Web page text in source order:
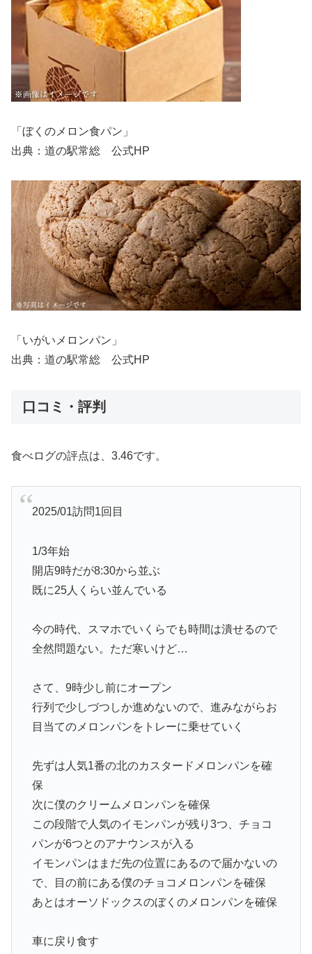
「ぼくのメロン食パン」
出典：道の駅常総 公式HP
「いがいメロンパン」
出典：道の駅常総 公式HP
口コミ・評判
食べログの評点は、3.46です。
2025/01訪問1回目
1/3年始
開店9時だが8:30から並ぶ
既に25人くらい並んでいる
今の時代、スマホでいくらでも時間は潰せるので
全然問題ない。ただ寒いけど…
さて、9時少し前にオープン
行列で少しづつしか進めないので、進みながらお
目当てのメロンパンをトレーに乗せていく
先ずは人気1番の北のカスタードメロンパンを確
保
次に僕のクリームメロンパンを確保
この段階で人気のイモンパンが残り3つ、チョコ
パンが6つとのアナウンスが入る
イモンパンはまだ先の位置にあるので届かないの
で、目の前にある僕のチョコメロンパンを確保
あとはオーソドックスのぼくのメロンパンを確保
車に戻り食す